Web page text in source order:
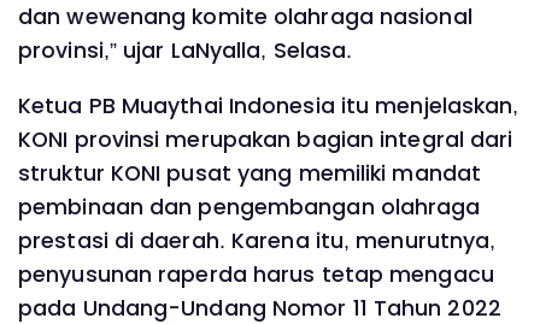
dan wewenang komite olahraga nasional
provinsi,” ujar LaNyalla, Selasa.
Ketua PB Muaythai Indonesia itu menjelaskan,
KONI provinsi merupakan bagian integral dari
struktur KONI pusat yang memiliki mandat
pembinaan dan pengembangan olahraga
prestasi di daerah. Karena itu, menurutnya,
penyusunan raperda harus tetap mengacu
pada Undang-Undang Nomor 11 Tahun 2022